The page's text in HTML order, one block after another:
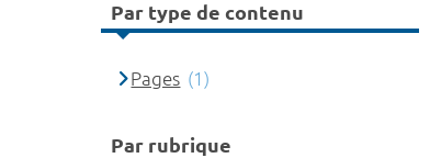
Par type de contenu
Pages (1)
Par rubrique